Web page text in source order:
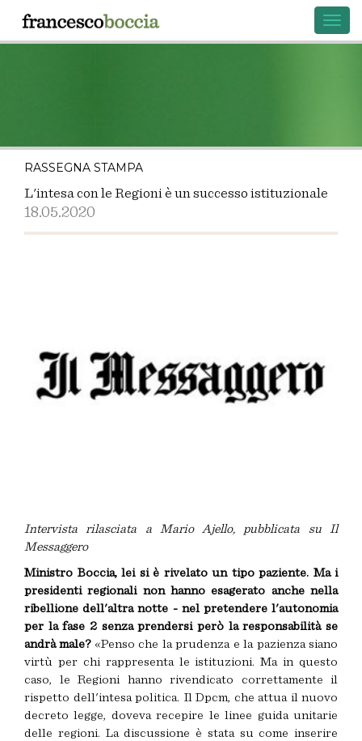
RASSEGNA STAMPA
L'intesa con le Regioni è un successo istituzionale
18.05.2020
Intervista rilasciata a Mario Ajello, pubblicata su Il
Messaggero
Ministro Boccia, lei si è rivelato un tipo paziente. Ma i
presidenti regionali non hanno esagerato anche nella
ribellione dell'altra notte - nel pretendere l'autonomia
per la fase 2 senza prendersi però la responsabilità se
andrà male?«Penso che la prudenza e la pazienza siano
virtù per chi rappresenta le istituzioni. Ma in questo
caso, le Regioni hanno rivendicato correttamente il
rispetto dell'intesa politica. Il Dpcm, che attua il nuovo
decreto legge, doveva recepire le linee guida unitarie
delle regioni. La discussione è stata su come inserire